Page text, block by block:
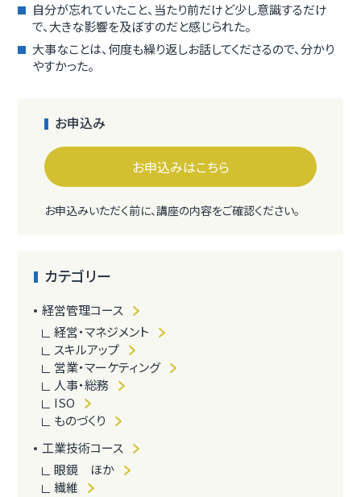
自分が忘れていたこと、当たり前だけど少し意識するだけ
で、大きな影響を及ぼすのだと感じられた。
大事なことは、何度も繰り返しお話してくださるので、分かり
やすかった。
お申込み
お申込みはこちら
お申込みいただく前に、講座の内容をご確認ください。
カテゴリー
経営管理コース
経営・マネジメント
スキルアップ
営業・マーケティング
人事・総務
ISO
ものづくり
工業技術コース
眼鏡 ほか
繊維